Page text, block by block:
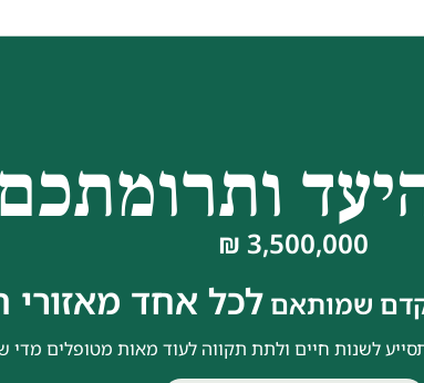
ותרומתכם
3,500,000 ₪
שמותאם לכל אחד מאזורי
לשנות חיים ולתת תקווה לעוד מאות מטופלים מדי